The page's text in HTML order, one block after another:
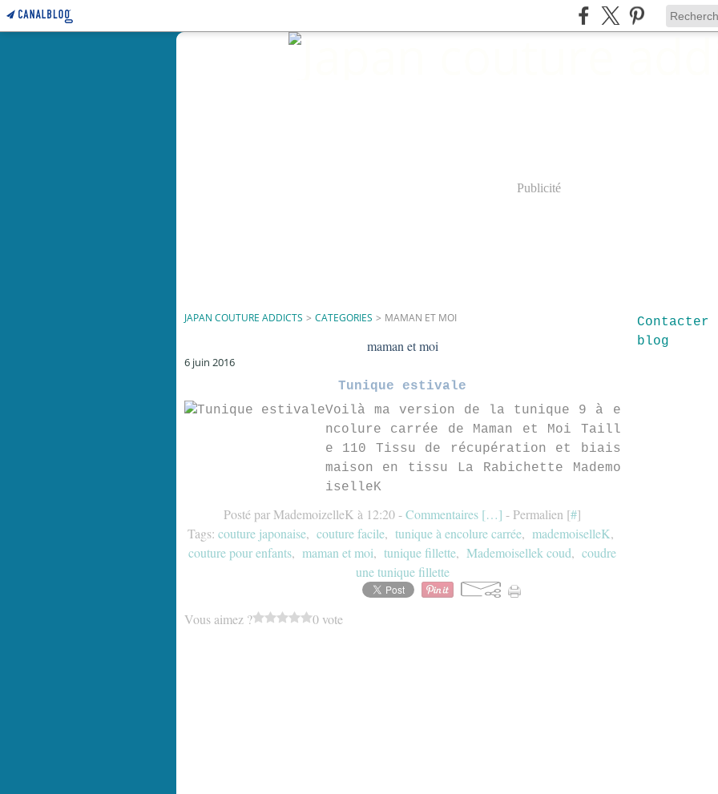
Publicité
JAPAN COUTURE ADDICTS > CATEGORIES > MAMAN ET MOI
maman et moi
6 juin 2016
Tunique estivale
Voilà ma version de la tunique 9 à e
ncolure carrée de Maman et Moi Taill
e 110 Tissu de récupération et biais
maison en tissu La Rabichette Mademo
iselleK
Posté par MademoizelleK à 12:20 -Commentaires […] - Permalien [#]
Tags: couture japonaise, couture facile, tunique à encolure carrée, mademoiselleK,
couture pour enfants, maman et moi, tunique fillette, Mademoisellek coud, coudre
une tunique fillette
Vous aimez ? 0 vote
blog